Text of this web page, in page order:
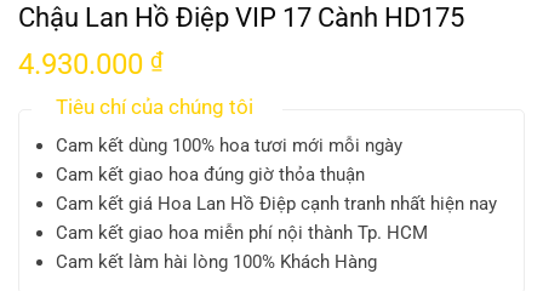
Chậu Lan Hồ Điệp VIP 17 Cành HD175
4.930.000 ₫
Tiêu chí của chúng tôi
Cam kết dùng 100% hoa tươi mới mỗi ngày
Cam kết giao hoa đúng giờ thỏa thuận
Cam kết giá Hoa Lan Hồ Điệp cạnh tranh nhất hiện nay
Cam kết giao hoa miễn phí nội thành Tp. HCM
Cam kết làm hài lòng 100% Khách Hàng